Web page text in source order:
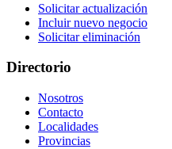
Solicitar actualización
Incluir nuevo negocio
Solicitar eliminación
Directorio
Nosotros
Contacto
Localidades
Provincias